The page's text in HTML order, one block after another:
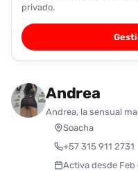
privado.
Andrea
Andrea, la sensual
Soacha
+57 315 911 2731
Activa desde Feb